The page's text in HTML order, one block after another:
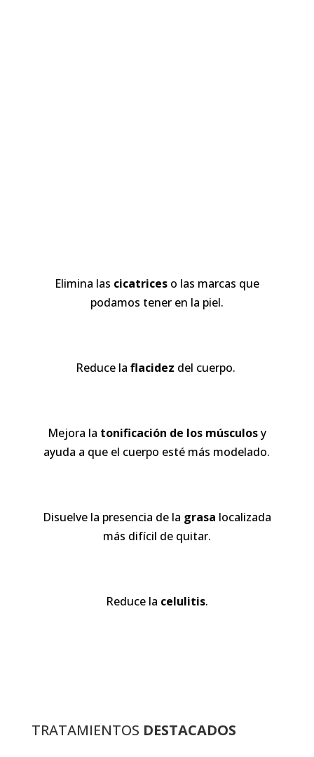
Elimina las cicatriceso las marcas que
podamos tener en la piel.
Reduce la flacidez del cuerpo.
Mejora la tonificación de los músculosy
ayuda a que el cuerpo esté más modelado.
Disuelve la presencia de la grasa localizada
más difícil de quitar.
Reduce la celulitis.
TRATAMIENTOS DESTACADOS